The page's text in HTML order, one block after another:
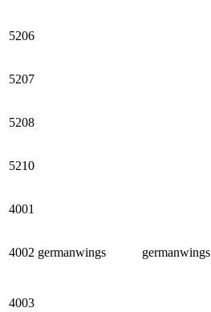
5206
5207
5208
5210
4001
4002 germanwings germanwings
4003